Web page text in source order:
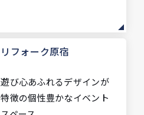
リフォーク原宿
遊び心あふれるデザインが
特徴の個性豊かなイベント